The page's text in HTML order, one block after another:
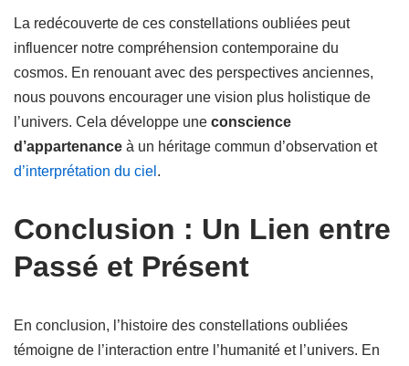
La redécouverte de ces constellations oubliées peut
influencer notre compréhension contemporaine du
cosmos. En renouant avec des perspectives anciennes,
nous pouvons encourager une vision plus holistique de
l’univers. Cela développe une conscience
d’appartenance à un héritage commun d’observation et
d’interprétation du ciel .
Conclusion : Un Lien entre
Passé et Présent
En conclusion, l’histoire des constellations oubliées
témoigne de l’interaction entre l’humanité et l’univers. En